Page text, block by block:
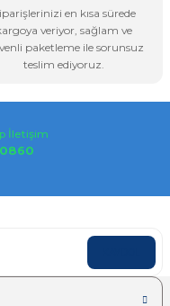
en kısa sürede
veriyor, sağlam ve
paketleme ile sorunsuz
teslim ediyoruz.
İletişim